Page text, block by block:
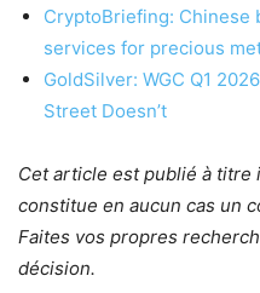
CryptoBriefing: Chinese
services for precious
GoldSilver: WGC Q1
Street Doesn’t
Cet article est publié à titre
constitue en aucun cas un
Faites vos propres
décision.